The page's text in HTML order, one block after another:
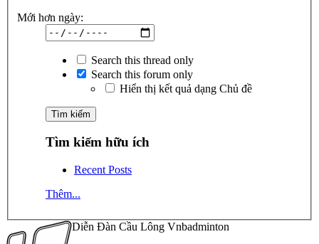
Mới hơn ngày:
Search this thread only
Search this forum only
Hiển thị kết quả dạng Chủ đề
Tìm kiếm hữu ích
Recent Posts
Thêm...
Diễn Đàn Cầu Lông Vnbadminton